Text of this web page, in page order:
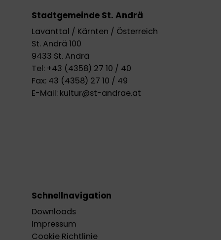
Stadtgemeinde St. Andrä
Lavanttal / Kärnten / Österreich
St. Andrä 100
9433 St. Andrä
Tel: +43 (4358) 27 10 / 40
Fax: 43 (4358) 27 10 / 49
E-Mail: kultur@st-andrae.at
Schnellnavigation
Downloads
Impressum
Cookie Richtlinie